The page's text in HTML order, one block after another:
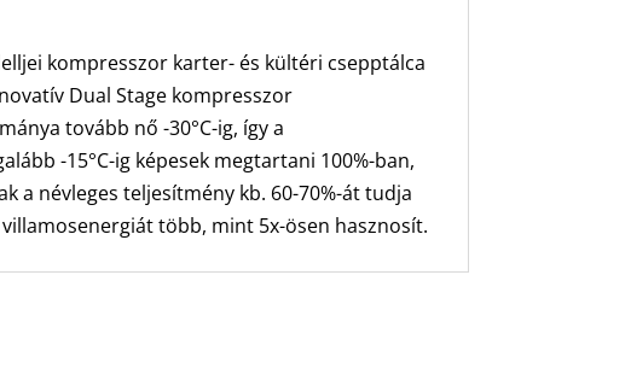
kompresszor karter- és kültéri csepptálca
Dual Stage kompresszor
tovább nő -30°C-ig, így a
-15°C-ig képesek megtartani 100%-ban,
a névleges teljesítmény kb. 60-70%-át tudja
több, mint 5x-ösen hasznosít.